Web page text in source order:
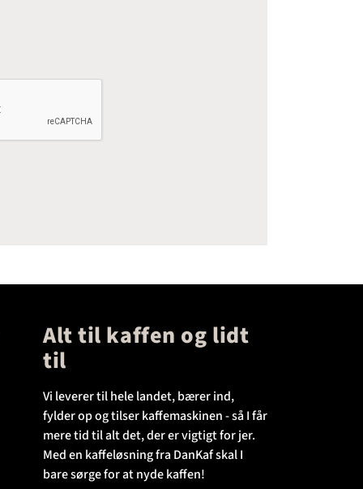
Alt til kaffen og lidt
til
Vi leverer til hele landet, bærer ind,
fylder op og tilser kaffemaskinen - så I får
mere tid til alt det, der er vigtigt for jer.
Med en kaffeløsning fra DanKaf skal I
bare sørge for at nyde kaffen!